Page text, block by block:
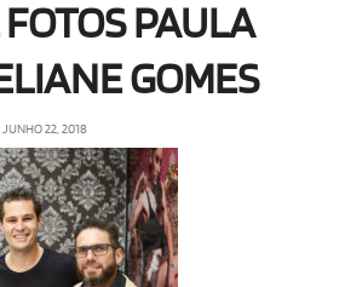
PAULA
GOMES
JUNHO 22, 2018